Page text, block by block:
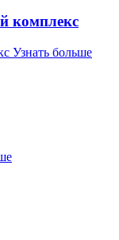
комплекс
Узнать больше